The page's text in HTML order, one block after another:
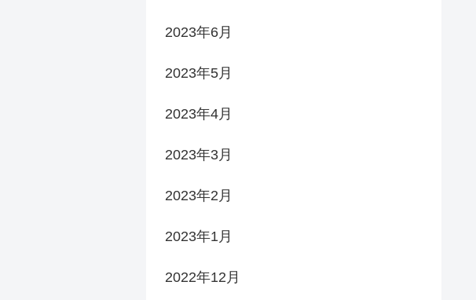
2023年6月
2023年5月
2023年4月
2023年3月
2023年2月
2023年1月
2022年12月